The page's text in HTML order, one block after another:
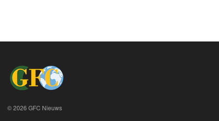
© 2026 GFC Nieuws